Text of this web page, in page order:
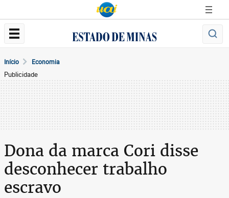
Início Economia
Publicidade
Dona da marca Cori disse
desconhecer trabalho
escravo